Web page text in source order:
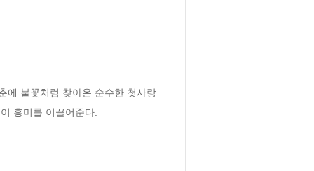
에 불꽃처럼 찾아온 순수한 첫사랑
흥미를 이끌어준다.